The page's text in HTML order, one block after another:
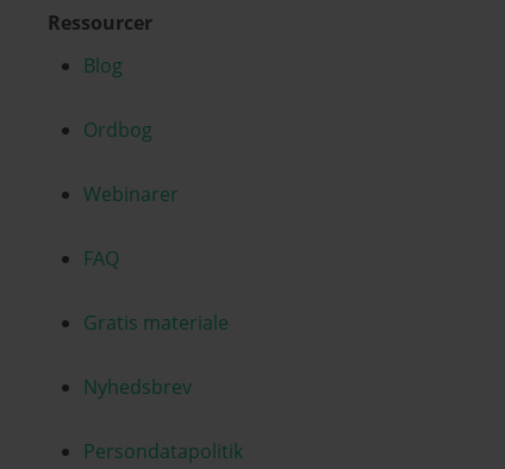
Ressourcer
Blog
Ordbog
Webinarer
FAQ
Gratis materiale
Nyhedsbrev
Persondatapolitik